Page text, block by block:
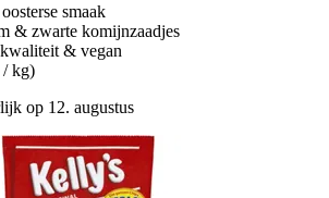
smaak
& zwarte komijnzaadjes
& vegan
/ kg)
op 12. augustus